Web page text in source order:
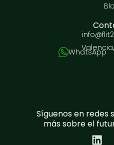
WhatsApp
Síguenos en redes
más sobre el